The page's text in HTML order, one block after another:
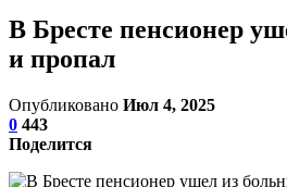
В Бресте пенсионер
и пропал
Опубликовано Июл 4, 2025
0 443
Поделится